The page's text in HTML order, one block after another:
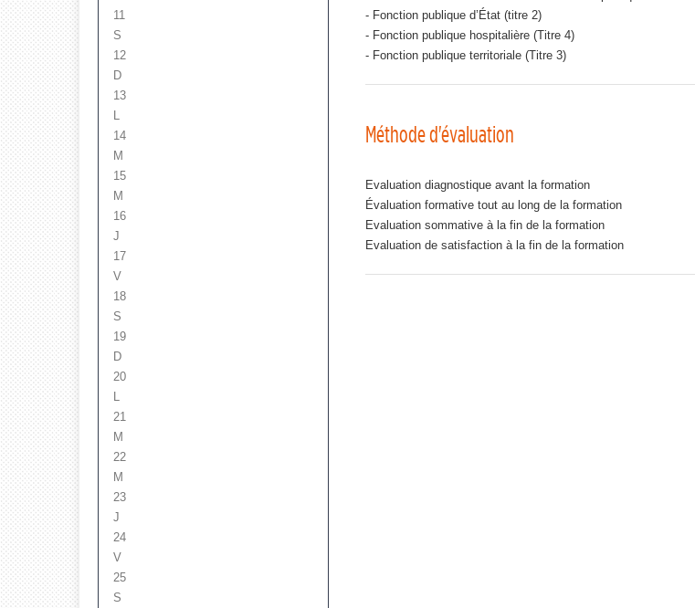
11
S
12
D
13
L
14
M
15
M
16
J
17
V
18
S
19
D
20
L
21
M
22
M
23
J
24
V
25
S
- Fonction publique d’État (titre 2)
- Fonction publique hospitalière (Titre 4)
- Fonction publique territoriale (Titre 3)
Méthode d'évaluation
Evaluation diagnostique avant la formation
Évaluation formative tout au long de la formation
Evaluation sommative à la fin de la formation
Evaluation de satisfaction à la fin de la formation